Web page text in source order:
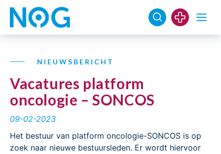
NIEUWSBERICHT
Vacatures platform
oncologie – SONCOS
09-02-2023
Het bestuur van platform oncologie-SONCOS is op
zoek naar nieuwe bestuursleden. Er wordt hiervoor